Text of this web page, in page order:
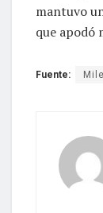
mantuvo
que apodó
Fuente: